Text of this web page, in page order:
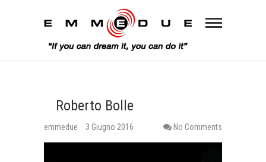
Roberto Bolle
emmedue 3 Giugno 2016 No Comments